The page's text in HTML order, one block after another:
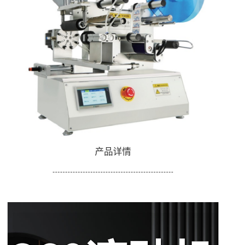
产品详情
------------------------------------------------